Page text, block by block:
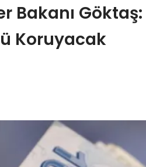
Bakanı
Koruyacak